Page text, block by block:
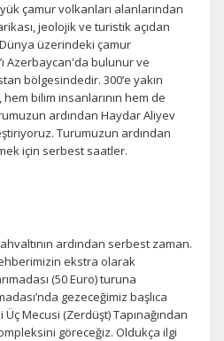
çamur volkanları alanlarından
jeolojik ve turistik açıdan
üzerindeki çamur
Azerbaycan'da bulunur ve
bölgesindedir. 300’e yakın
bilim insanlarının hem de
ardından Haydar Aliyev
Turumuzun ardından
için serbest saatler.
ardından serbest zaman.
ekstra olarak
(50 Euro) turuna
gezeceğimiz başlıca
Mecusi (Zerdüşt) Tapınağından
göreceğiz. Oldukça ilgi